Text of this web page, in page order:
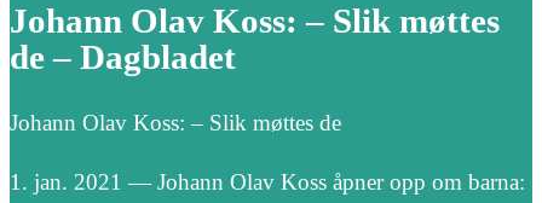
Johann Olav Koss: – Slik møttes
de – Dagbladet
Johann Olav Koss: – Slik møttes de
1. jan. 2021 — Johann Olav Koss åpner opp om barna: